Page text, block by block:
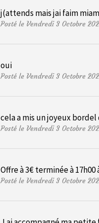
j(attends mais jai faim
Posté le Vendredi 3 Octobre
oui
Posté le Vendredi 3 Octobre
cela a mis un joyeux
Posté le Vendredi 3 Octobre
Offre à 3€ terminée à
Posté le Vendredi 3 Octobre